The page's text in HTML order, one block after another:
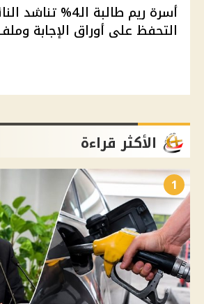
أسرة ريم طالبة الـ4%
التحفظ على أوراق الإجابة
الأكثر قراءة
1